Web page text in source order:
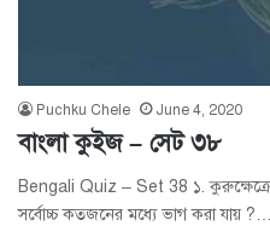
Puchku Chele June 4, 2020
বাংলা কুইজ – সেট ৩৮
Bengali Quiz – Set 38 ১.
সর্বোচ্চ কতজনের মধ্যে ভাগ করা যায় ?…